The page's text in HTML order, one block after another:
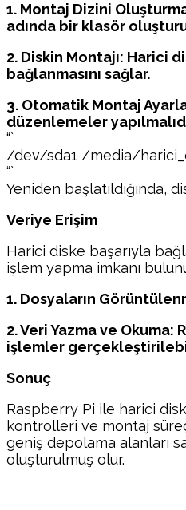
1. Montaj Dizini
adında bir klasör
2. Diskin Montajı:
bağlanmasını sağlar.
3. Otomatik Montaj
düzenlemeler
“`
/dev/sda1 /media/
“`
Yeniden başlatıldığında,
Veriye Erişim
Harici diske başarıyla
işlem yapma imkanı
1. Dosyaların
2. Veri Yazma ve
işlemler
Sonuç
Raspberry Pi ile harici
kontrolleri ve montaj
geniş depolama alanları
oluşturulmuş olur.